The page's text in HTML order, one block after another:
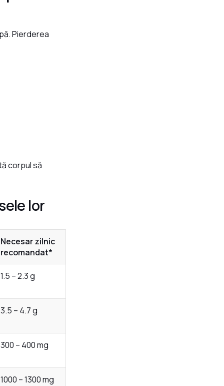
Pierderea
corpul să
lor
Necesar zilnic
recomandat*
1.5 – 2.3 g
3.5 – 4.7 g
300 – 400 mg
1000 – 1300 mg